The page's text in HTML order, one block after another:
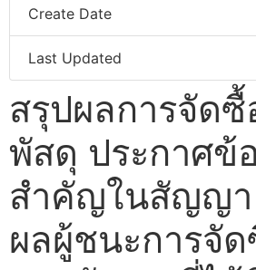
Create Date
Last Updated
สรุปผลการจัดซื้
พัสดุ ประกาศข้
สำคัญในสัญญา
ผลผู้ชนะการจั